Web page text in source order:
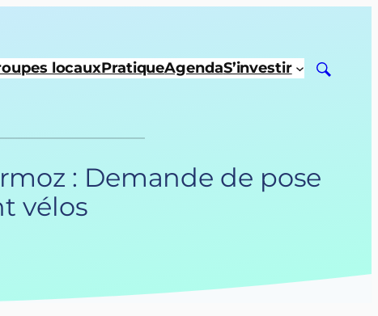
locauxPratiqueAgendaS’investir
: Demande de pose
vélos